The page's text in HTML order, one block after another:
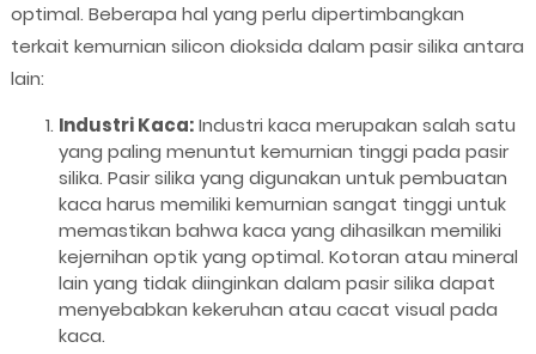
optimal. Beberapa hal yang perlu dipertimbangkan
terkait kemurnian silicon dioksida dalam pasir silika antara
lain:
Industri Kaca:Industri kaca merupakan salah satu
yang paling menuntut kemurnian tinggi pada pasir
silika. Pasir silika yang digunakan untuk pembuatan
kaca harus memiliki kemurnian sangat tinggi untuk
memastikan bahwa kaca yang dihasilkan memiliki
kejernihan optik yang optimal. Kotoran atau mineral
lain yang tidak diinginkan dalam pasir silika dapat
menyebabkan kekeruhan atau cacat visual pada
kaca.